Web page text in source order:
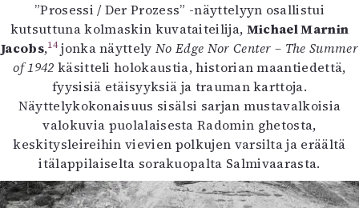
”Prosessi / Der Prozess” -näyttelyyn osallistui
kutsuttuna kolmaskin kuvataiteilija, Michael Marnin
Jacobs,14jonka näyttelyNo Edge Nor Center – The Summer
of 1942 käsitteli holokaustia, historian maantiedettä,
fyysisiä etäisyyksiä ja trauman karttoja.
Näyttelykokonaisuus sisälsi sarjan mustavalkoisia
valokuvia puolalaisesta Radomin ghetosta,
keskitysleireihin vievien polkujen varsilta ja eräältä
itälappilaiselta sorakuopalta Salmivaarasta.